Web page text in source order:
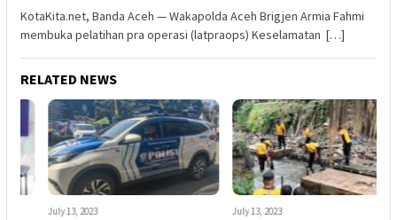
KotaKita.net, Banda Aceh — Wakapolda Aceh Brigjen Armia Fahmi
membuka pelatihan pra operasi (latpraops) Keselamatan […]
RELATED NEWS
July 13, 2023 July 13, 2023